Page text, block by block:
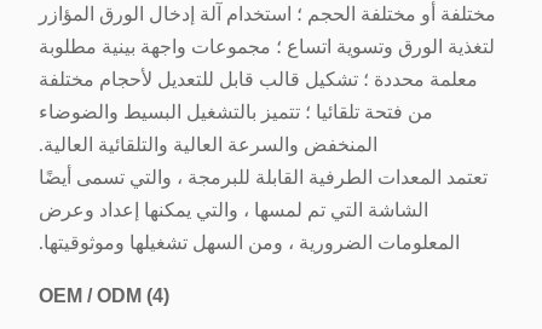
مختلفة أو مختلفة الحجم ؛ استخدام آلة إدخال الورق المؤازر
لتغذية الورق وتسوية اتساع ؛ مجموعات واجهة بينية مطلوبة
معلمة محددة ؛ تشكيل قالب قابل للتعديل لأحجام مختلفة
من فتحة تلقائيا ؛ تتميز بالتشغيل البسيط والضوضاء
المنخفض والسرعة العالية والتلقائية العالية.
تعتمد المعدات الطرفية القابلة للبرمجة ، والتي تسمى أيضًا
الشاشة التي تم لمسها ، والتي يمكنها إعداد وعرض
المعلومات الضرورية ، ومن السهل تشغيلها وموثوقيتها.
(4)
OEM / ODM